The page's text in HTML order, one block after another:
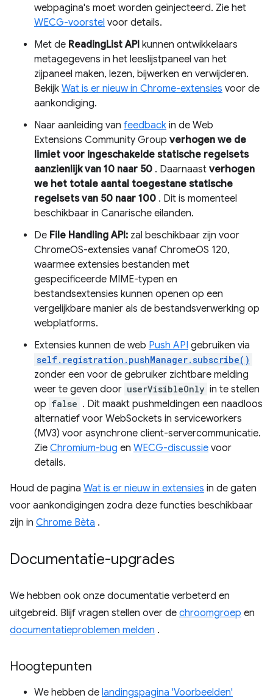
webpagina's moet worden geïnjecteerd. Zie het
WECG-voorstel voor details.
Met de ReadingList API kunnen ontwikkelaars
metagegevens in het leeslijstpaneel van het
zijpaneel maken, lezen, bijwerken en verwijderen.
Bekijk Wat is er nieuw in Chrome-extensies voor de
aankondiging.
Naar aanleiding van feedback in de Web
Extensions Community Group verhogen we de
limiet voor ingeschakelde statische regelsets
aanzienlijk van 10 naar 50 . Daarnaast verhogen
we het totale aantal toegestane statische
regelsets van 50 naar 100 . Dit is momenteel
beschikbaar in Canarische eilanden.
De File Handling API: zal beschikbaar zijn voor
ChromeOS-extensies vanaf ChromeOS 120,
waarmee extensies bestanden met
gespecificeerde MIME-typen en
bestandsextensies kunnen openen op een
vergelijkbare manier als de bestandsverwerking op
webplatforms.
Extensies kunnen de web Push API gebruiken via
self.registration.pushManager.subscribe()
zonder een voor de gebruiker zichtbare melding
weer te geven door userVisibleOnly in te stellen
op false . Dit maakt pushmeldingen een naadloos
alternatief voor WebSockets in serviceworkers
(MV3) voor asynchrone client-servercommunicatie.
Zie Chromium-bug en WECG-discussie voor
details.
Houd de pagina Wat is er nieuw in extensies in de gaten
voor aankondigingen zodra deze functies beschikbaar
zijn in Chrome Bèta .
Documentatie-upgrades
We hebben ook onze documentatie verbeterd en
uitgebreid. Blijf vragen stellen over de chroomgroep en
documentatieproblemen melden .
Hoogtepunten
We hebben de landingspagina 'Voorbeelden'